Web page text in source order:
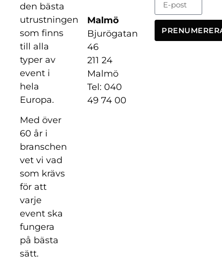
den bästa
utrustningen
som finns
till alla
typer av
event i
hela
Europa.
Med över
60 år i
branschen
vet vi vad
som krävs
för att
varje
event ska
fungera
på bästa
sätt.
Malmö
Bjurögatan
46
211 24
Malmö
Tel: 040
49 74 00